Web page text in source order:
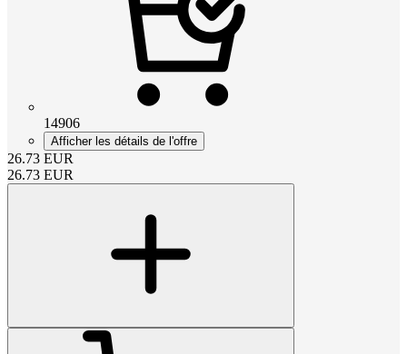
14906
Afficher les détails de l'offre
26.73 EUR
26.73 EUR